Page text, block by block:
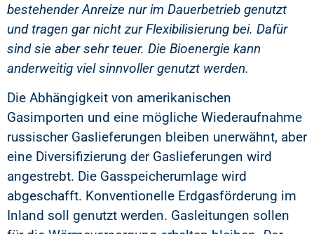
bestehender Anreize nur im Dauerbetrieb genutzt
und tragen gar nicht zur Flexibilisierung bei. Dafür
sind sie aber sehr teuer. Die Bioenergie kann
anderweitig viel sinnvoller genutzt werden.
Die Abhängigkeit von amerikanischen
Gasimporten und eine mögliche Wiederaufnahme
russischer Gaslieferungen bleiben unerwähnt, aber
eine Diversifizierung der Gaslieferungen wird
angestrebt. Die Gasspeicherumlage wird
abgeschafft. Konventionelle Erdgasförderung im
Inland soll genutzt werden. Gasleitungen sollen